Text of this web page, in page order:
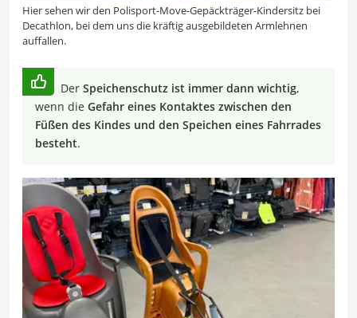
Hier sehen wir den Polisport-Move-Gepäckträger-Kindersitz bei
Decathlon, bei dem uns die kräftig ausgebildeten Armlehnen
auffallen.
Der Speichenschutz ist immer dann wichtig,
wenn die Gefahr eines Kontaktes zwischen den
Füßen des Kindes und den Speichen eines Fahrrades
besteht.